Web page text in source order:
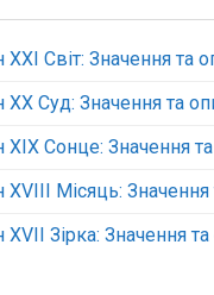
XXI Світ: Значення та
XX Суд: Значення та
XIX Сонце: Значення
XVIII Місяць: Значення
XVII Зірка: Значення